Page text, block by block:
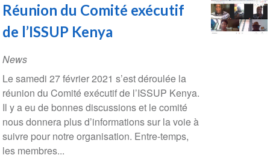
Réunion du Comité exécutif
de l’ISSUP Kenya
News
Le samedi 27 février 2021 s’est déroulée la
réunion du Comité exécutif de l’ISSUP Kenya.
Il y a eu de bonnes discussions et le comité
nous donnera plus d’informations sur la voie à
suivre pour notre organisation. Entre-temps,
les membres...